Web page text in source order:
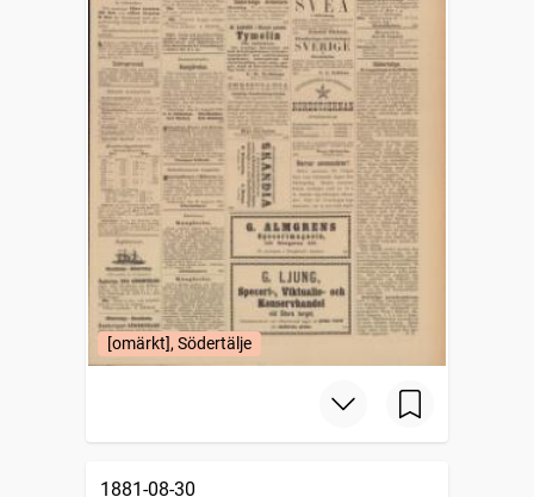
[omärkt], Södertälje
1881-08-30